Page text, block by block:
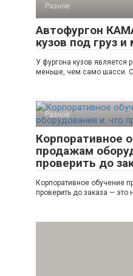
Разное
Автофургон
кузов под груз
У фургона кузов является
меньше, чем само шасси.
Разное
Корпоративное
продажам
проверить до
Корпоративное обучение
проверить до заказа — это